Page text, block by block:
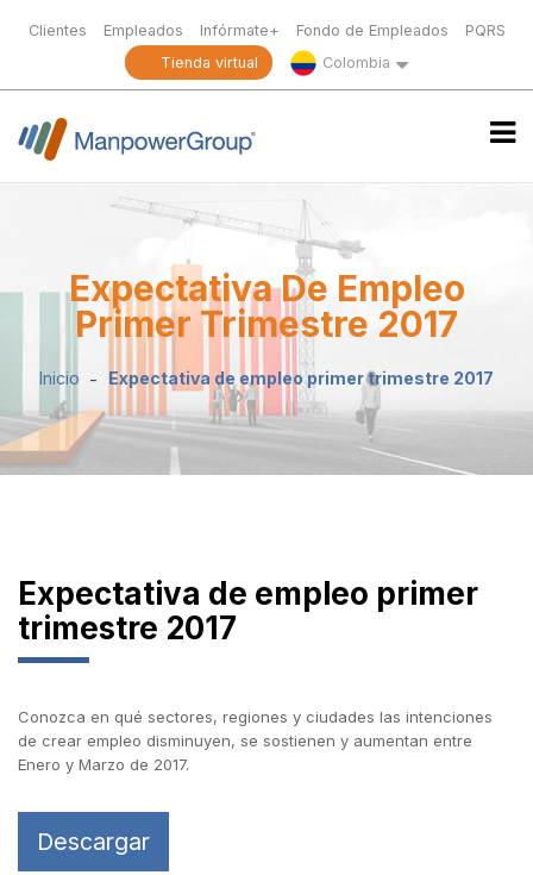
Clientes Empleados Infórmate+ Fondo de Empleados
PQRS
Tienda virtual
Colombia
Expectativa De Empleo
Primer Trimestre 2017
Inicio Expectativa de empleo primer trimestre 2017
Expectativa de empleo primer
trimestre 2017
Conozca en qué sectores, regiones y ciudades las intenciones
de crear empleo disminuyen, se sostienen y aumentan entre
Enero y Marzo de 2017.
Descargar